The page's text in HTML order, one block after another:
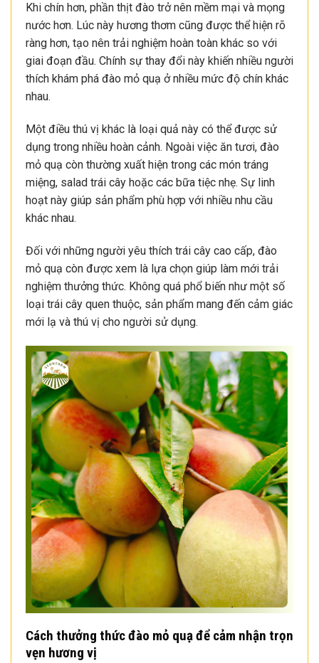
Khi chín hơn, phần thịt đào trở nên mềm mại và mọng
nước hơn. Lúc này hương thơm cũng được thể hiện rõ
ràng hơn, tạo nên trải nghiệm hoàn toàn khác so với
giai đoạn đầu. Chính sự thay đổi này khiến nhiều người
thích khám phá đào mỏ quạ ở nhiều mức độ chín khác
nhau.
Một điều thú vị khác là loại quả này có thể được sử
dụng trong nhiều hoàn cảnh. Ngoài việc ăn tươi, đào
mỏ quạ còn thường xuất hiện trong các món tráng
miệng, salad trái cây hoặc các bữa tiệc nhẹ. Sự linh
hoạt này giúp sản phẩm phù hợp với nhiều nhu cầu
khác nhau.
Đối với những người yêu thích trái cây cao cấp, đào
mỏ quạ còn được xem là lựa chọn giúp làm mới trải
nghiệm thưởng thức. Không quá phổ biến như một số
loại trái cây quen thuộc, sản phẩm mang đến cảm giác
mới lạ và thú vị cho người sử dụng.
Cách thưởng thức đào mỏ quạ để cảm nhận trọn
vẹn hương vị